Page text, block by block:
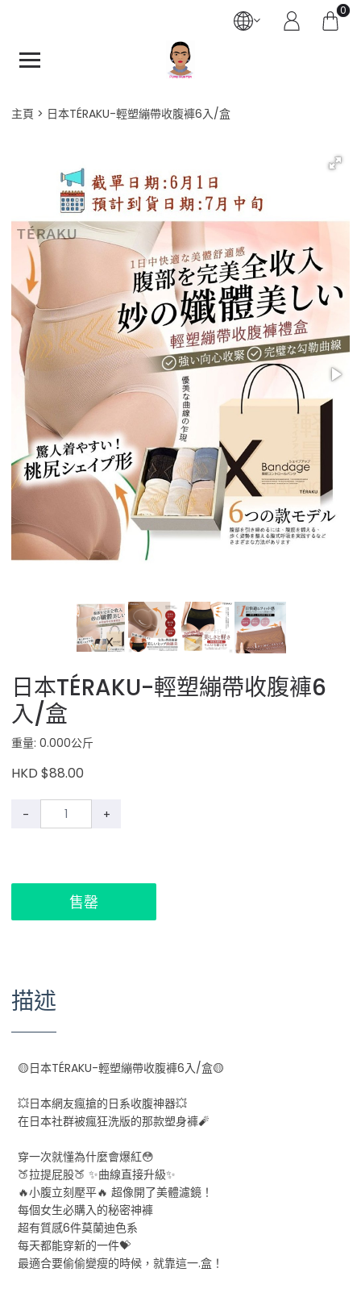
0
主頁 日本TÉRAKU-輕塑繃帶收腹褲6入/盒
日本TÉRAKU-輕塑繃帶收腹褲6
入/盒
重量: 0.000公斤
HKD $88.00
- +
售罄
描述
🟡日本TÉRAKU-輕塑繃帶收腹褲6入/盒🟡
💥日本網友瘋搶的日系收腹神器💥
在日本社群被瘋狂洗版的那款塑身褲🧨
穿一次就懂為什麼會爆紅😳
🍑拉提屁股🍑 ✨曲線直接升級✨
🔥小腹立刻壓平🔥 超像開了美體濾鏡！
每個女生必購入的秘密神褲
超有質感6件莫蘭迪色系
每天都能穿新的一件💝
最適合要偷偷變瘦的時候，就靠這一.盒！